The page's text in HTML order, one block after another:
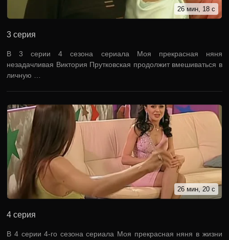
26 мин, 18 с
3 серия
В 3 серии 4 сезона сериала Моя прекрасная няня
незадачливая Виктория Прутковская продолжит вмешиваться в
личную …
26 мин, 20 с
4 серия
В 4 серии 4-го сезона сериала Моя прекрасная няня в жизни